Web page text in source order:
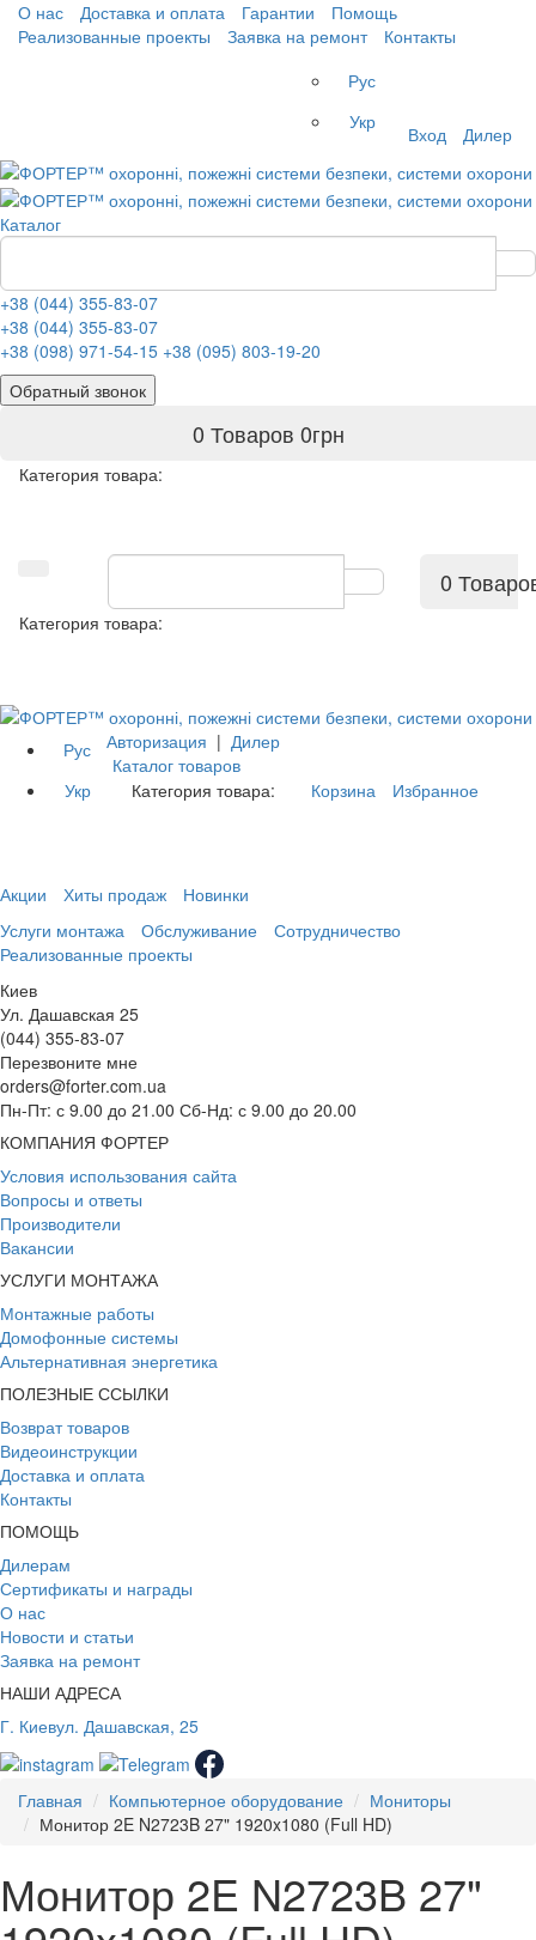
О нас Доставка и оплата Гарантии
Помощь
Реализованные проекты
Заявка на ремонт
Контакты
Рус
Укр
Вход Дилер
Каталог
+38 (044) 355-83-07
+38 (044) 355-83-07
+38 (098) 971-54-15 +38 (095) 803-19-20
Обратный звонок
0 Товаров 0грн
Категория товара:
0
Категория товара:
Рус
Укр
Авторизация | Дилер
Каталог товаров
Категория товара:
Корзина Избранное
Акции Хиты продаж
Новинки
Услуги монтажа
Обслуживание
Сотрудничество
Реализованные проекты
Киев
Ул. Дашавская 25
(044) 355-83-07
Перезвоните мне
orders@forter.com.ua
Пн-Пт: с 9.00 до 21.00 Сб-Нд: с 9.00 до 20.00
КОМПАНИЯ ФОРТЕР
Условия использования сайта
Вопросы и ответы
Производители
Вакансии
УСЛУГИ МОНТАЖА
Монтажные работы
Домофонные системы
Альтернативная энергетика
ПОЛЕЗНЫЕ ССЫЛКИ
Возврат товаров
Видеоинструкции
Доставка и оплата
Контакты
ПОМОЩЬ
Дилерам
Сертификаты и награды
О нас
Новости и статьи
Заявка на ремонт
НАШИ АДРЕСА
Г. Киевул. Дашавская, 25
Главная Компьютерное оборудование
Мониторы
Монитор 2E N2723B 27" 1920x1080 (Full HD)
Монитор 2E N2723B 27"